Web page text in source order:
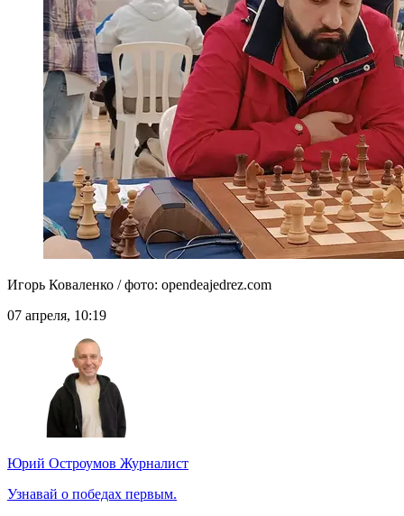
Игорь Коваленко / фото: opendeajedrez.com
07 апреля, 10:19
Юрий Остроумов Журналист
Узнавай о победах первым.